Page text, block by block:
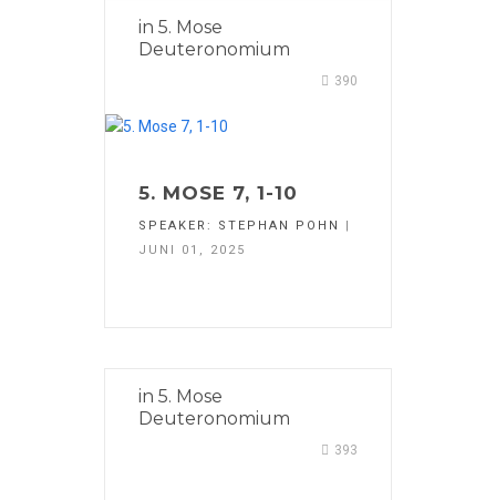
in 5. Mose
Deuteronomium
390
5. MOSE 7, 1-10
SPEAKER: STEPHAN POHN
JUNI 01, 2025
in 5. Mose
Deuteronomium
393